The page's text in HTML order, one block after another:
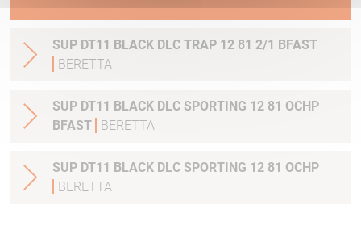
SUP DT11 BLACK DLC TRAP 12 81 2/1 BFAST
BERETTA
SUP DT11 BLACK DLC SPORTING 12 81 OCHP
BFAST
BERETTA
SUP DT11 BLACK DLC SPORTING 12 81 OCHP
BERETTA